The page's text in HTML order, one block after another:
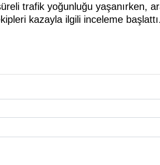
trafik yoğunluğu yaşanırken,
kazayla ilgili inceleme başlattı.